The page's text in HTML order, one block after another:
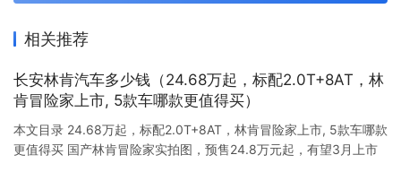
相关推荐
长安林肯汽车多少钱（24.68万起，标配2.0T+8AT，林
肯冒险家上市, 5款车哪款更值得买）
本文目录 24.68万起，标配2.0T+8AT，林肯冒险家上市, 5款车哪款
更值得买 国产林肯冒险家实拍图，预售24.8万元起，有望3月上市